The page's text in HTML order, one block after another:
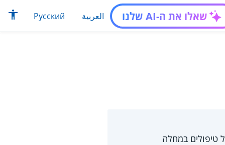
שאלו את ה-AI שלנו العربية Русский
טיפולים במחלה